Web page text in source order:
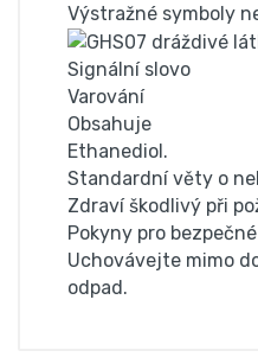
Výstražné symboly
Signální slovo
Varování
Obsahuje
Ethanediol.
Standardní věty o
Zdraví škodlivý při
Pokyny pro
Uchovávejte mimo
odpad.